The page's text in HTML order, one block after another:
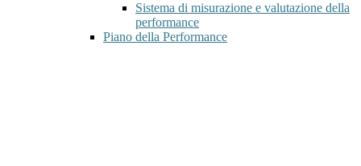
Sistema di misurazione e valutazione della
performance
Piano della Performance